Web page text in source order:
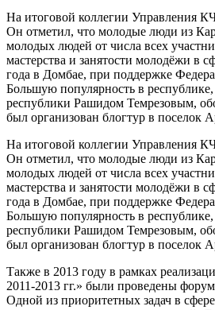
На итоговой коллегии Управления
Он отметил, что молодые люди из
молодых людей от числа всех
мастерства и занятости молодёжи в
года в Домбае, при поддержке
Большую популярность в
республики Рашидом Темрезовым,
был организован блогтур в поселок
На итоговой коллегии Управления
Он отметил, что молодые люди из
молодых людей от числа всех
мастерства и занятости молодёжи в
года в Домбае, при поддержке
Большую популярность в
республики Рашидом Темрезовым,
был организован блогтур в поселок
Также в 2013 году в рамках
2011-2013 гг.» были проведены
Одной из приоритетных задач в